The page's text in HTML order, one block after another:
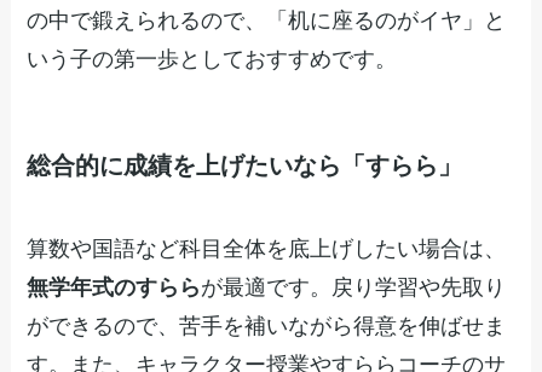
の中で鍛えられるので、「机に座るのがイヤ」と
いう子の第一歩としておすすめです。
総合的に成績を上げたいなら「すらら」
算数や国語など科目全体を底上げしたい場合は、
無学年式のすららが最適です。戻り学習や先取り
ができるので、苦手を補いながら得意を伸ばせま
す。また、キャラクター授業やすららコーチのサ